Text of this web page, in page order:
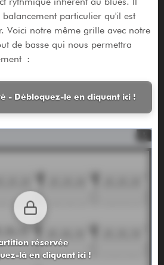
particulier qu'il est
Voici notre même grille avec notre
de basse qui nous permettra
:
- Débloquez-le en cliquant ici !
réservée
là en cliquant ici !